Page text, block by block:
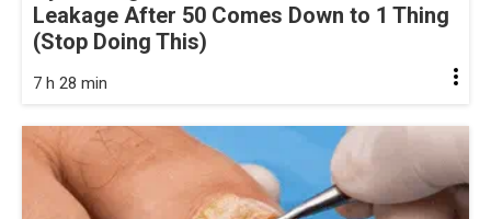
Leakage After 50 Comes Down to 1 Thing
(Stop Doing This)
7 h 28 min